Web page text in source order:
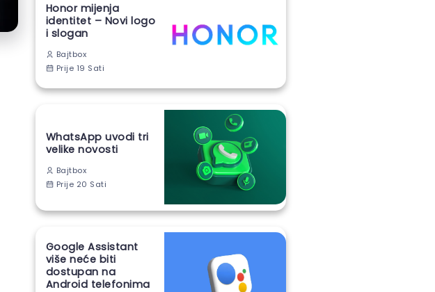
Honor mijenja
identitet – Novi logo
i slogan
Bajtbox
Prije 19 Sati
WhatsApp uvodi tri
velike novosti
Bajtbox
Prije 20 Sati
Google Assistant
više neće biti
dostupan na
Android telefonima